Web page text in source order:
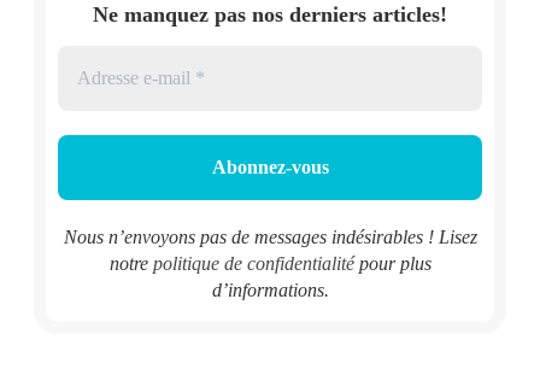
Ne manquez pas nos derniers articles!
Nous n’envoyons pas de messages indésirables ! Lisez
notre politique de confidentialitépour plus
d’informations.